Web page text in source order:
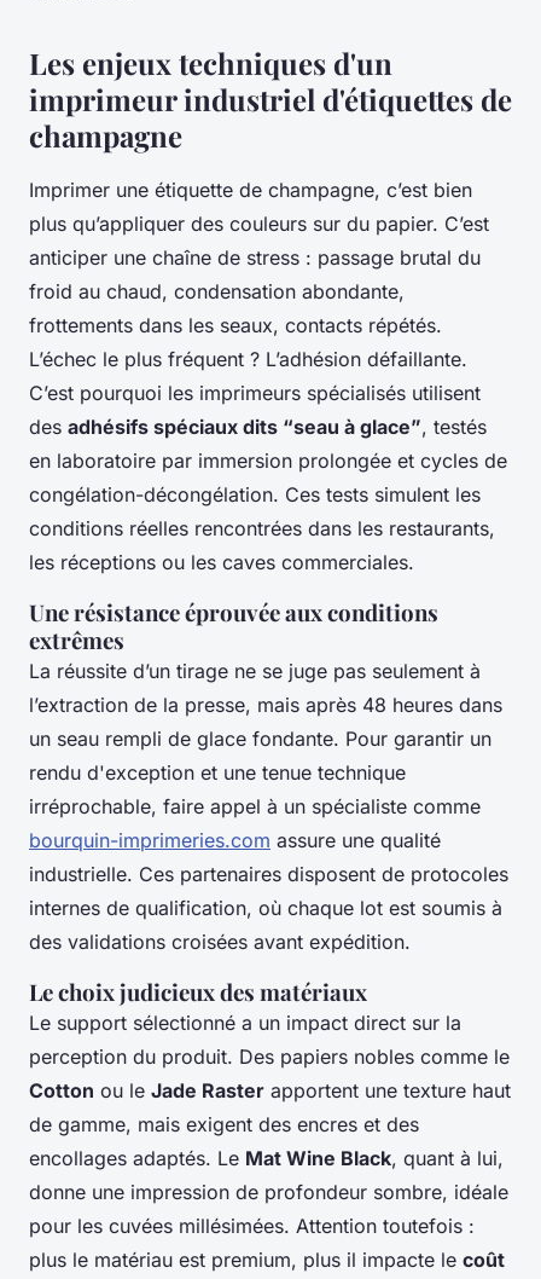
Les enjeux techniques d'un
imprimeur industriel d'étiquettes de
champagne
Imprimer une étiquette de champagne, c’est bien
plus qu’appliquer des couleurs sur du papier. C’est
anticiper une chaîne de stress : passage brutal du
froid au chaud, condensation abondante,
frottements dans les seaux, contacts répétés.
L’échec le plus fréquent ? L’adhésion défaillante.
C’est pourquoi les imprimeurs spécialisés utilisent
des adhésifs spéciaux dits “seau à glace”, testés
en laboratoire par immersion prolongée et cycles de
congélation-décongélation. Ces tests simulent les
conditions réelles rencontrées dans les restaurants,
les réceptions ou les caves commerciales.
Une résistance éprouvée aux conditions
extrêmes
La réussite d’un tirage ne se juge pas seulement à
l’extraction de la presse, mais après 48 heures dans
un seau rempli de glace fondante. Pour garantir un
rendu d'exception et une tenue technique
irréprochable, faire appel à un spécialiste comme
bourquin-imprimeries.com assure une qualité
industrielle. Ces partenaires disposent de protocoles
internes de qualification, où chaque lot est soumis à
des validations croisées avant expédition.
Le choix judicieux des matériaux
Le support sélectionné a un impact direct sur la
perception du produit. Des papiers nobles comme le
Cotton ou le Jade Raster apportent une texture haut
de gamme, mais exigent des encres et des
encollages adaptés. Le Mat Wine Black, quant à lui,
donne une impression de profondeur sombre, idéale
pour les cuvées millésimées. Attention toutefois :
plus le matériau est premium, plus il impacte le coût